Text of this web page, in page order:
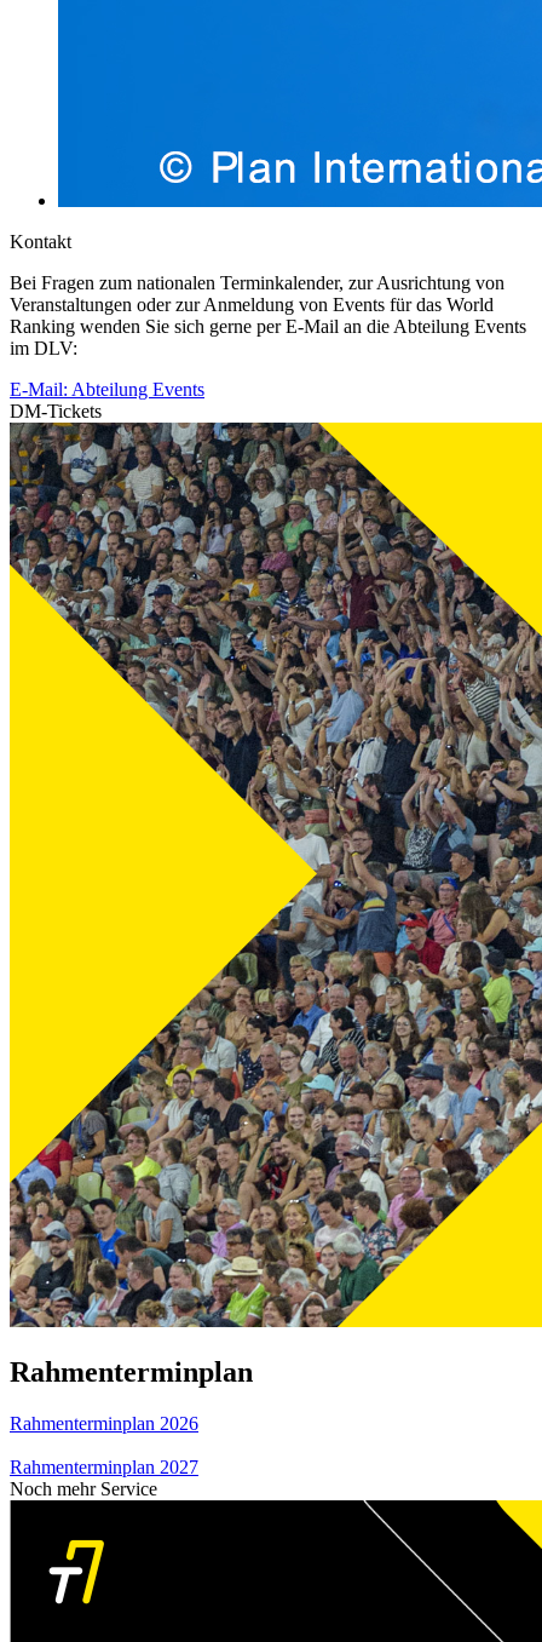
Kontakt
Bei Fragen zum nationalen Terminkalender, zur Ausrichtung von
Veranstaltungen oder zur Anmeldung von Events für das World
Ranking wenden Sie sich gerne per E-Mail an die Abteilung Events
im DLV:
E-Mail: Abteilung Events
DM-Tickets
Rahmenterminplan
Rahmenterminplan 2026
Rahmenterminplan 2027
Noch mehr Service